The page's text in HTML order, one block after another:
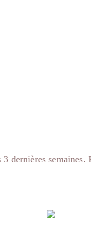
dernières semaines.